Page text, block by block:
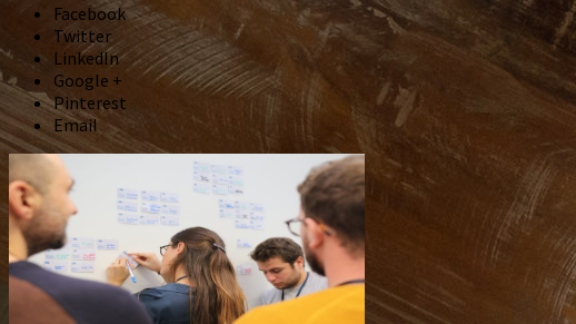
Facebook
Twitter
LinkedIn
Google +
Pinterest
Email